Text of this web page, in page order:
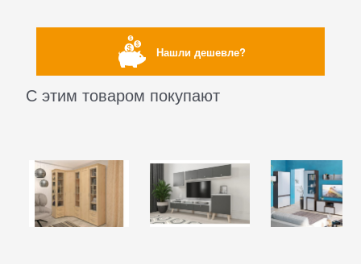
Нашли дешевле?
С этим товаром покупают